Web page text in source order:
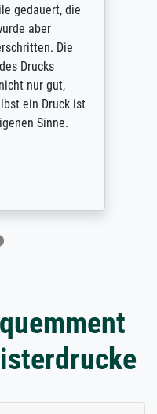
gedauert, die
aber
Die
Drucks
nur gut,
ein Druck ist
Sinne.